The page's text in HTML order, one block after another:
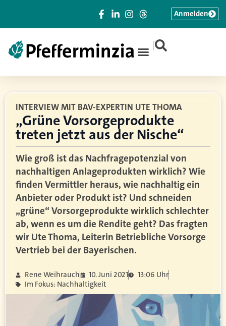
|
Anmelden
INTERVIEW MIT BAV-EXPERTIN UTE THOMA
„Grüne Vorsorgeprodukte
treten jetzt aus der Nische“
Wie groß ist das Nachfragepotenzial von
nachhaltigen Anlageprodukten wirklich? Wie
finden Vermittler heraus, wie nachhaltig ein
Anbieter oder Produkt ist? Und schneiden
„grüne“ Vorsorgeprodukte wirklich schlechter
ab, wenn es um die Rendite geht? Das fragten
wir Ute Thoma, Leiterin Betriebliche Vorsorge
Vertrieb bei der Bayerischen.
Rene Weihrauch 10. Juni 2021
13:06 Uhr
Im Fokus: Nachhaltigkeit